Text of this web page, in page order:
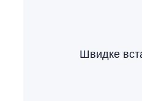
Швидке